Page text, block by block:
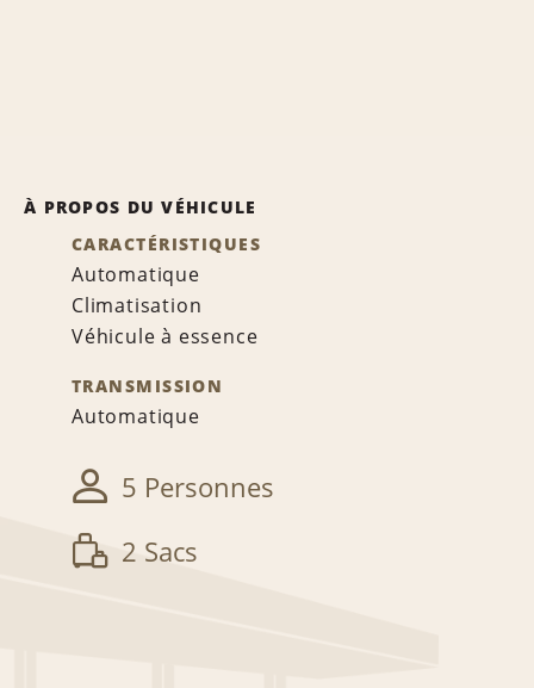
À PROPOS DU VÉHICULE
CARACTÉRISTIQUES
Automatique
Climatisation
Véhicule à essence
TRANSMISSION
Automatique
5 Personnes
2 Sacs